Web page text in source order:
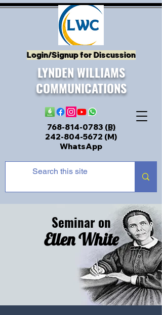
Login/Signup for Discussion
LYNDEN WILLIAMS
COMMUNICATIONS
768-814-0783 (B)
242-804-5672 (M)
WhatsApp
Seminaron
Ellen White